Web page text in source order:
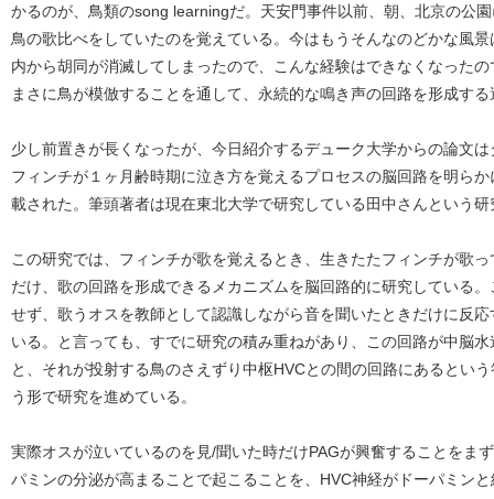
かるのが、鳥類のsong learningだ。天安門事件以前、朝、北京の公
鳥の歌比べをしていたのを覚えている。今はもうそんなのどかな風
内から胡同が消滅してしまったので、こんな経験はできなくなった
まさに鳥が模倣することを通して、永続的な鳴き声の回路を形成す
少し前置きが長くなったが、今日紹介するデューク大学からの論文
フィンチが１ヶ月齢時期に泣き方を覚えるプロセスの脳回路を明ら
載された。筆頭著者は現在東北大学で研究している田中さんという研
この研究では、フィンチが歌を覚えるとき、生きたたフィンチが歌
だけ、歌の回路を形成できるメカニズムを脳回路的に研究している
せず、歌うオスを教師として認識しながら音を聞いたときだけに反
いる。と言っても、すでに研究の積み重ねがあり、この回路が中脳
と、それが投射する鳥のさえずり中枢HVCとの間の回路にあるとい
う形で研究を進めている。
実際オスが泣いているのを見/聞いた時だけPAGが興奮することをま
パミンの分泌が高まることで起こることを、HVC神経がドーパミン